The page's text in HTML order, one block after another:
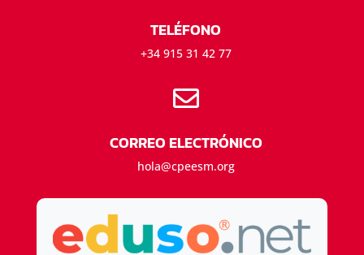
TELÉFONO
+34 915 31 42 77

CORREO ELECTRÓNICO
hola@cpeesm.org